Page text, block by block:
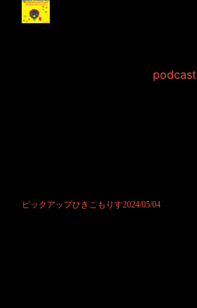
podcast
ピックアップひきこもりす2024/05/04